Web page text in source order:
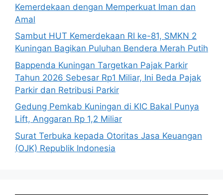
Kemerdekaan dengan Memperkuat Iman dan
Amal
Sambut HUT Kemerdekaan RI ke-81, SMKN 2
Kuningan Bagikan Puluhan Bendera Merah Putih
Bappenda Kuningan Targetkan Pajak Parkir
Tahun 2026 Sebesar Rp1 Miliar, Ini Beda Pajak
Parkir dan Retribusi Parkir
Gedung Pemkab Kuningan di KIC Bakal Punya
Lift, Anggaran Rp 1,2 Miliar
Surat Terbuka kepada Otoritas Jasa Keuangan
(OJK) Republik Indonesia